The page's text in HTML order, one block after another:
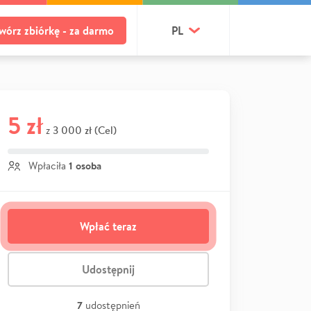
zbiórkę - za darmo PL
5 zł z 3 000 zł (Cel)
Wpłaciła 1 osoba
Wpłać teraz
Udostępnij
7 udostępnień